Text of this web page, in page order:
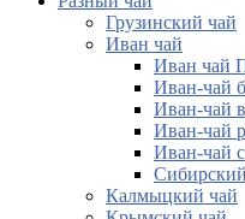
Грузинский чай
Иван чай
Иван чай
Иван-чай
Иван-чай
Иван-чай
Иван-чай
Калмыцкий чай